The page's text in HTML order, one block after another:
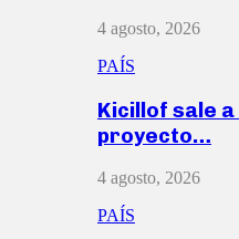
4 agosto, 2026
PAÍS
Kicillof sale
proyecto…
4 agosto, 2026
PAÍS